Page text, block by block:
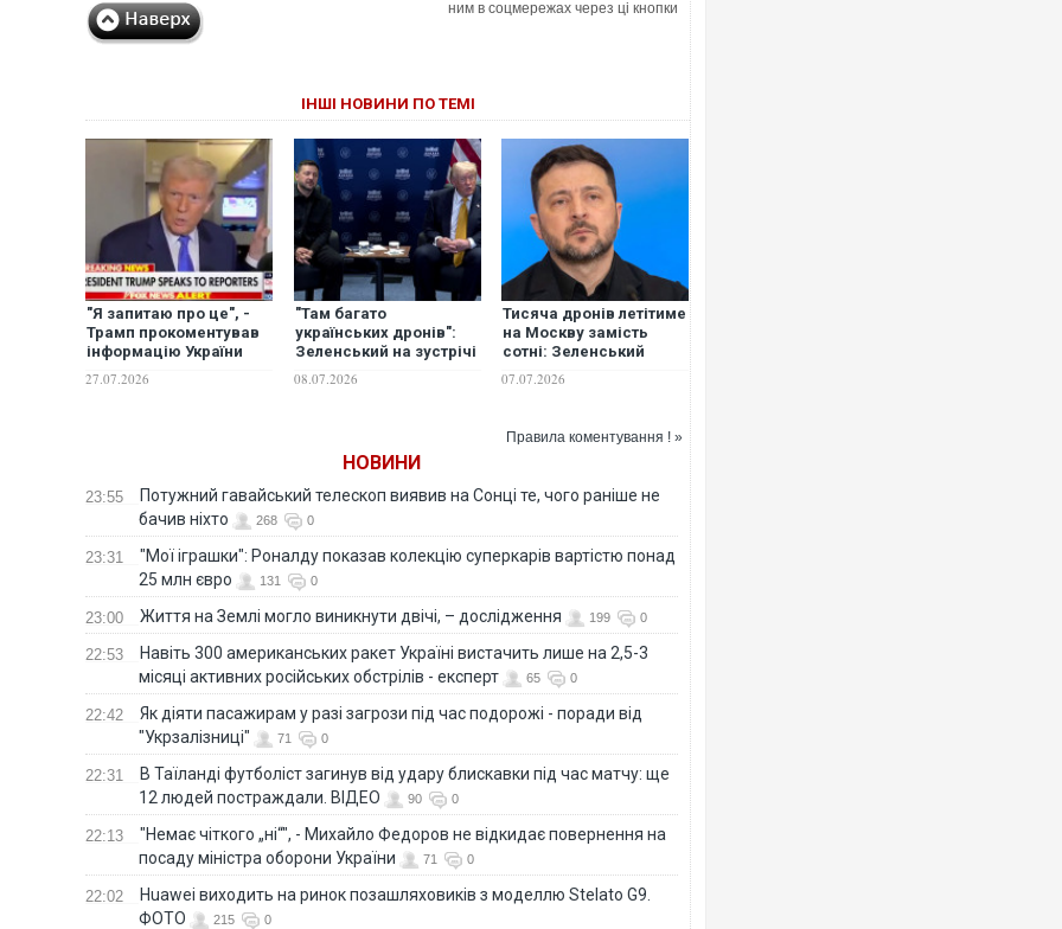
ним в соцмережах через ці кнопки
ІНШІ НОВИНИ ПО ТЕМІ
"Я запитаю про це", -
Трамп прокоментував
інформацію України
допомоги Москви
27.07.2026
"Там багато
українських дронів":
Зеленський на зустрічі
чому не полетить в
08.07.2026
Тисяча дронів летітиме
на Москву замість
сотні: Зеленський
відчує війну особисто
07.07.2026
Правила коментування ! »
НОВИНИ
23:55
Потужний гавайський телескоп виявив на Сонці те, чого раніше не
бачив ніхто
268 0
23:31
"Мої іграшки": Роналду показав колекцію суперкарів вартістю понад
25 млн євро
131 0
23:00 Життя на Землі могло виникнути двічі, – дослідження 199 0
22:53
Навіть 300 американських ракет Україні вистачить лише на 2,5-3
місяці активних російських обстрілів - експерт
65 0
22:42
Як діяти пасажирам у разі загрози під час подорожі - поради від
"Укрзалізниці"
71 0
22:31
В Таїланді футболіст загинув від удару блискавки під час матчу: ще
12 людей постраждали. ВІДЕО
90 0
22:13
"Немає чіткого „ні“", - Михайло Федоров не відкидає повернення на
посаду міністра оборони України
71 0
22:02
Huawei виходить на ринок позашляховиків з моделлю Stelato G9.
ФОТО
215 0
Росія атакувала Суми
торговельний центр,
Топпосадовцю Повітряних